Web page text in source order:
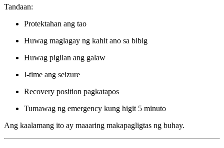
Tandaan:
Protektahan ang tao
Huwag maglagay ng kahit ano sa bibig
Huwag pigilan ang galaw
I-time ang seizure
Recovery position pagkatapos
Tumawag ng emergency kung higit 5 minuto
Ang kaalamang ito ay maaaring makapagligtas ng buhay.